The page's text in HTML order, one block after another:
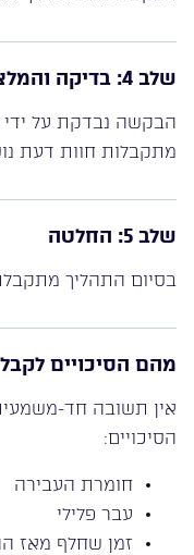
שלב 4: בדיקה והמלצות
הבקשה נבדקת על ידי
מתקבלות חוות דעת
שלב 5: החלטה
בסיום התהליך
מהם הסיכויים
אין תשובה חד-
הסיכויים:
חומרת העבירה
עבר פלילי
זמן שחלף מאז